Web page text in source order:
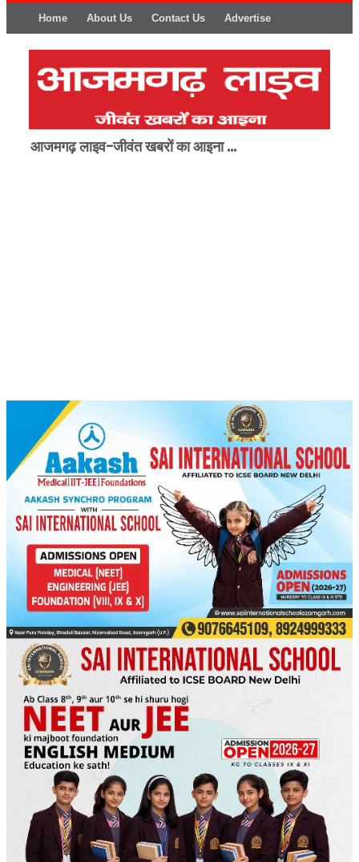
Home About Us Contact Us Advertise
आजमगढ़ लाइव-जीवंत खबरों का आइना ...